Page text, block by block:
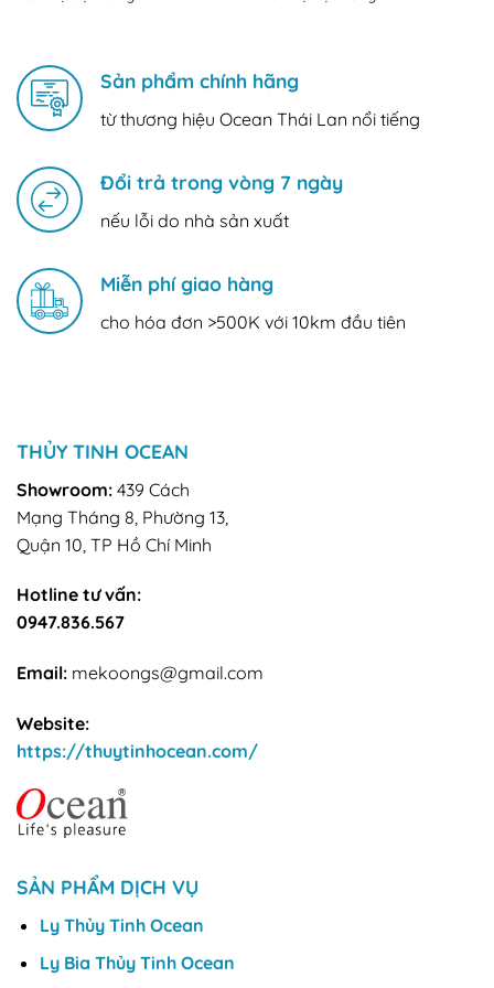
Sản phẩm chính hãng
từ thương hiệu Ocean Thái Lan nổi tiếng
Đổi trả trong vòng 7 ngày
nếu lỗi do nhà sản xuất
Miễn phí giao hàng
cho hóa đơn >500K với 10km đầu tiên
THỦY TINH OCEAN
Showroom: 439 Cách
Mạng Tháng 8, Phường 13,
Quận 10, TP Hồ Chí Minh
Hotline tư vấn:
0947.836.567
Email: mekoongs@gmail.com
Website:
https://thuytinhocean.com/
SẢN PHẨM DỊCH VỤ
Ly Thủy Tinh Ocean
Ly Bia Thủy Tinh Ocean